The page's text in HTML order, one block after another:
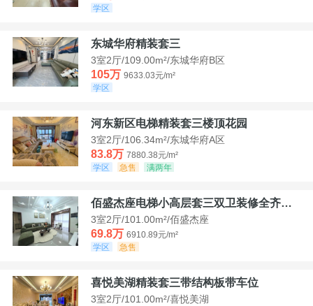
学区
东城华府精装套三
3室2厅/109.00m²/东城华府B区
105万 9633.03元/m²
学区
河东新区电梯精装套三楼顶花园
3室2厅/106.34m²/东城华府A区
83.8万 7880.38元/m²
学区
急售 满两年
佰盛杰座电梯小高层套三双卫装修全齐诚意出售
3室2厅/101.00m²/佰盛杰座
69.8万 6910.89元/m²
学区
急售
喜悦美湖精装套三带结构板带车位
3室2厅/101.00m²/喜悦美湖